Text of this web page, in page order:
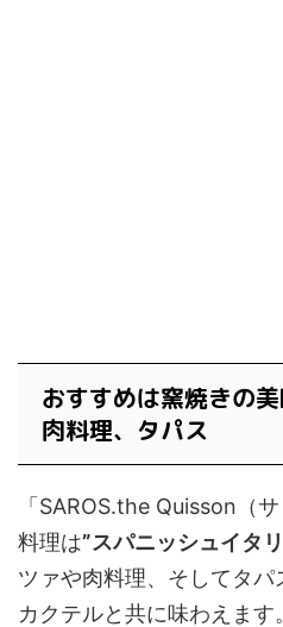
おすすめは窯焼きの
肉料理、タパス
「SAROS.the Quisson（
料理は”スパニッシュイタ
ツァや肉料理、そしてタ
カクテルと共に味わえます